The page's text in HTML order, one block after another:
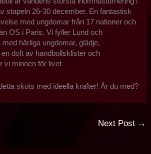
stapeln 26-30 december. En fantastisk
med ungdomar från 17 nationer och
OS i Paris. Vi fyller Lund och
härliga ungdomar, glädje,
doft av handbollsklister och
vi minnen för livet
sköts med ideella krafter! Är du med?
Next Post →